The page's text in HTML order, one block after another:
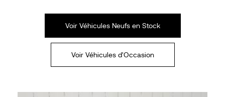
Voir Véhicules Neufs en Stock
Voir Véhicules d'Occasion